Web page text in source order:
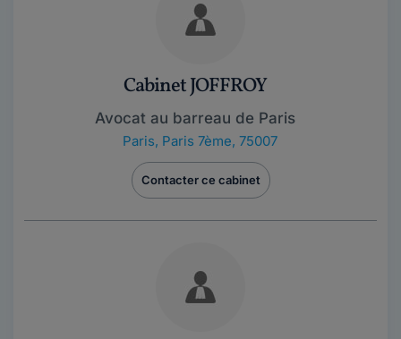
Cabinet JOFFROY
Avocat au barreau de Paris
Paris, Paris 7ème, 75007
Contacter ce cabinet